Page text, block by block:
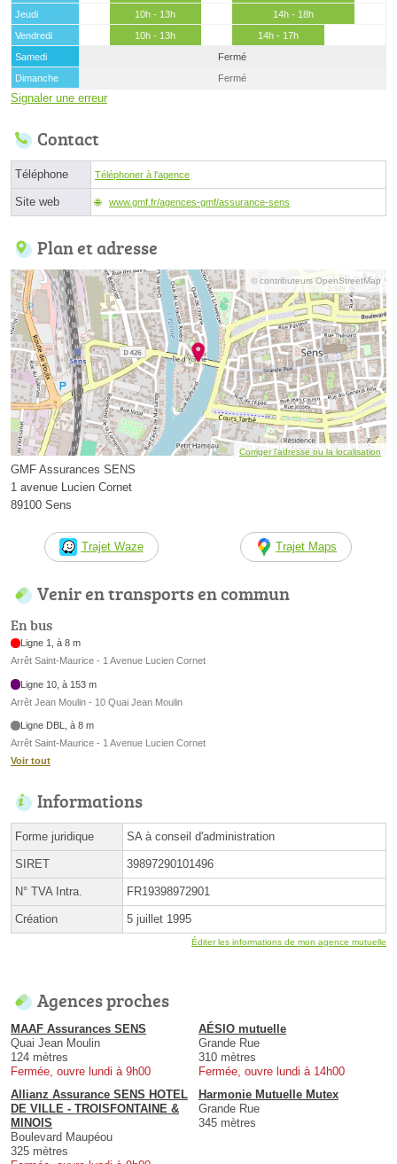
Jeudi
10h - 13h
14h - 18h
Vendredi
10h - 13h
14h - 17h
Samedi
Fermé
Dimanche
Fermé
Signaler une erreur
Contact
Téléphone Téléphoner à l'agence
Site web www.gmf.fr/agences-gmf/assurance-sens
Plan et adresse
© contributeurs OpenStreetMap
Corriger l’adresse ou la localisation
GMF Assurances SENS
1 avenue Lucien Cornet
89100 Sens
Trajet Waze Trajet Maps
Venir en transports en commun
En bus
Ligne 1, à 8 m
Arrêt Saint-Maurice - 1 Avenue Lucien Cornet
Ligne 10, à 153 m
Arrêt Jean Moulin - 10 Quai Jean Moulin
Ligne DBL, à 8 m
Arrêt Saint-Maurice - 1 Avenue Lucien Cornet
Voir tout
Informations
Forme juridique SA à conseil d'administration
SIRET 39897290101496
N° TVA Intra. FR19398972901
Création 5 juillet 1995
Éditer les informations de mon agence mutuelle
Agences proches
MAAF Assurances SENS
Quai Jean Moulin
124 mètres
Fermée, ouvre lundi à 9h00
AÉSIO mutuelle
Grande Rue
310 mètres
Fermée, ouvre lundi à 14h00
Allianz Assurance SENS HOTEL
DE VILLE - TROISFONTAINE &
MINOIS
Boulevard Maupéou
325 mètres
Harmonie Mutuelle Mutex
Grande Rue
345 mètres